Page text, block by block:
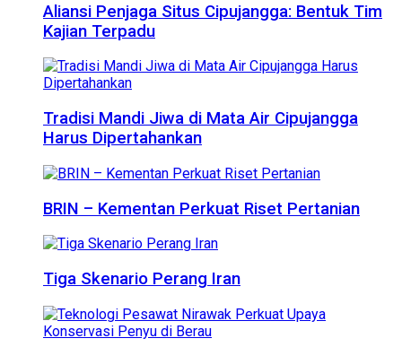
Aliansi Penjaga Situs Cipujangga: Bentuk Tim
Kajian Terpadu
Tradisi Mandi Jiwa di Mata Air Cipujangga
Harus Dipertahankan
BRIN – Kementan Perkuat Riset Pertanian
Tiga Skenario Perang Iran